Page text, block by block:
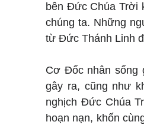
bên Đức Chúa Trời
chúng ta. Những
từ Đức Thánh Linh
Cơ Đốc nhân sống
gây ra, cũng như
nghịch Đức Chúa
hoạn nạn, khốn